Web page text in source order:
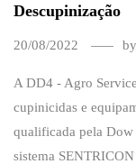
Descupinização
20/08/2022 by
A DD4 - Agro
cupinicidas e
qualificada pela Dow
sistema